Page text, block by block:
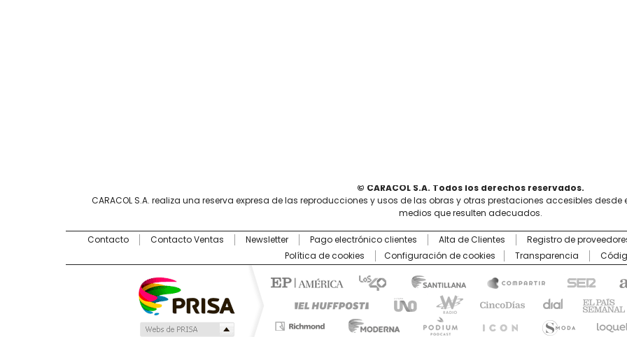
© CARACOL S.A. Todos los derechos reservados.
CARACOL S.A. realiza una reserva expresa de las reproducciones y usos de las obras y otras prestaciones accesibles
medios que resulten adecuados.
Contacto Contacto Ventas Newsletter Pago electrónico clientes Alta de Clientes Registro de
Política de cookies
Configuración de cookies Transparencia